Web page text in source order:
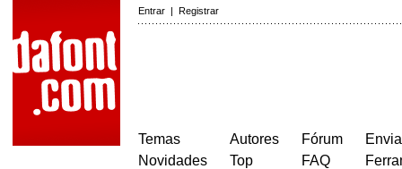
Entrar | Registrar
Temas
Novidades
Autores
Top
Fórum
FAQ